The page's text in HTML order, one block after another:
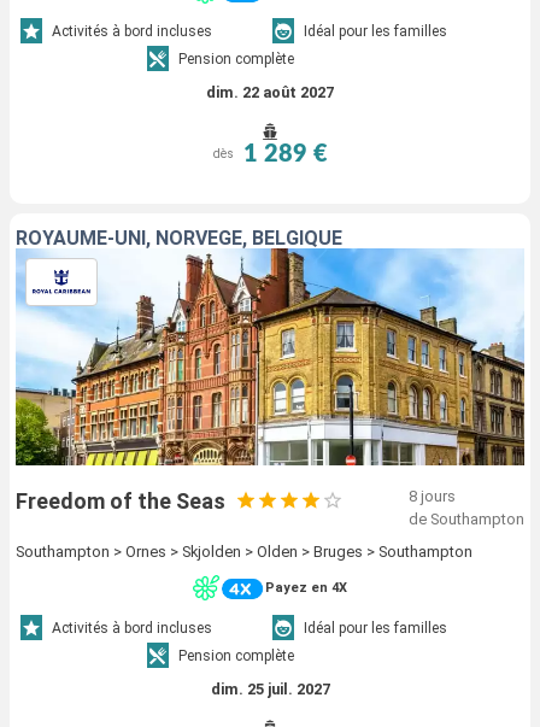
Activités à bord incluses
Idéal pour les familles
Pension complète
dim. 22 août 2027
dès 1 289 €
ROYAUME-UNI, NORVÈGE, BELGIQUE
Freedom of the Seas
8 jours
de Southampton
Southampton > Ornes > Skjolden > Olden > Bruges > Southampton
Payez en 4X
Activités à bord incluses
Idéal pour les familles
Pension complète
dim. 25 juil. 2027